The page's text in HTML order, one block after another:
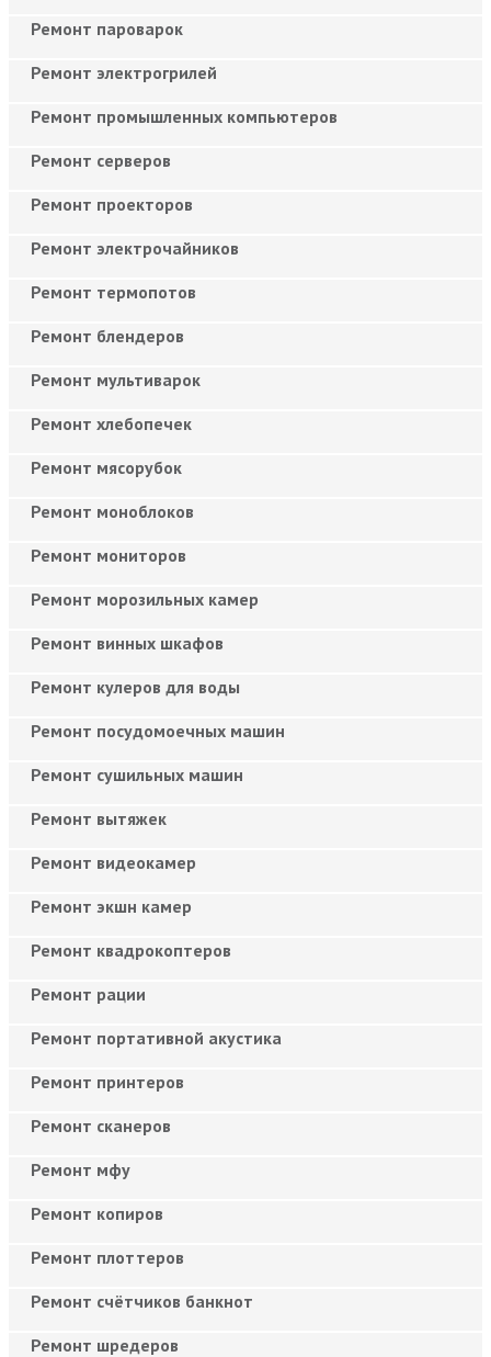
Ремонт пароварок
Ремонт электрогрилей
Ремонт промышленных компьютеров
Ремонт серверов
Ремонт проекторов
Ремонт электрочайников
Ремонт термопотов
Ремонт блендеров
Ремонт мультиварок
Ремонт хлебопечек
Ремонт мясорубок
Ремонт моноблоков
Ремонт мониторов
Ремонт морозильных камер
Ремонт винных шкафов
Ремонт кулеров для воды
Ремонт посудомоечных машин
Ремонт сушильных машин
Ремонт вытяжек
Ремонт видеокамер
Ремонт экшн камер
Ремонт квадрокоптеров
Ремонт рации
Ремонт портативной акустика
Ремонт принтеров
Ремонт сканеров
Ремонт мфу
Ремонт копиров
Ремонт плоттеров
Ремонт счётчиков банкнот
Ремонт шредеров